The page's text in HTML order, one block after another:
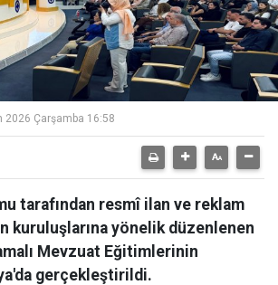
2026 Çarşamba 16:58
tarafından resmî ilan ve reklam
kuruluşlarına yönelik düzenlenen
Mevzuat Eğitimlerinin
gerçekleştirildi.